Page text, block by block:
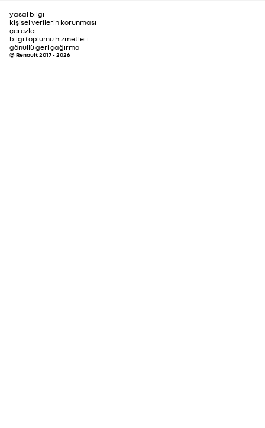
yasal bilgi
kişisel verilerin korunması
çerezler
bilgi toplumu hizmetleri
gönüllü geri çağırma
© Renault 2017 - 2026